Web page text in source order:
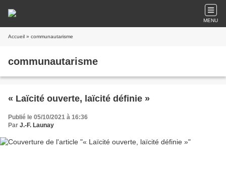
MENU
Accueil » communautarisme
communautarisme
« Laïcité ouverte, laïcité définie »
Publié le 05/10/2021 à 16:36
Par J.-F. Launay